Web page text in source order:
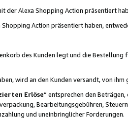
Alexa Shopping Action präsentiert
Action präsentiert haben,
des Kunden legt und die Bestellung
wird an den Kunden versandt, von
Erlöse“ entsprechen den
Bearbeitungsgebühren,
und uneinbringlicher Forderungen.